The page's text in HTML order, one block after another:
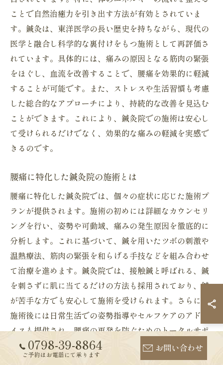
ことで自然治癒力を引き出す方法が有効とされていま
す。鍼灸は、東洋医学の長い歴史を持ちながら、現代の
医学と融合し科学的な裏付けをもつ施術として再評価さ
れています。具体的には、痛みの原因となる筋肉の緊張
をほぐし、血流を改善することで、腰痛を効果的に軽減
することが可能です。また、ストレスや生活習慣も考慮
した総合的なアプローチにより、持続的な改善を見込む
ことができます。これにより、鍼灸院での施術は安心し
て受けられるだけでなく、効果的な痛みの軽減を実感で
きるのです。
腰痛に特化した鍼灸院の施術とは
腰痛に特化した鍼灸院では、個々の症状に応じた施術プ
ランが提供されます。施術の初めには詳細なカウンセリ
ングを行い、姿勢や可動域、痛みの発生原因を徹底的に
分析します。これに基づいて、鍼を用いたツボの刺激や
温熱療法、筋肉の緊張を和らげる手技などを組み合わせ
て治療を進めます。鍼灸院では、接触鍼と呼ばれる、鍼
を刺さずに肌に当てるだけの方法も採用されており、鍼
が苦手な方でも安心して施術を受けられます。さらに、
施術後には日常生活での姿勢指導やセルフケアのアドバ
イスも提供され、腰痛の再発を防ぐためのトータルサポ
ートが受けられるのです。
0798-39-8864
ご予約はお電話にて承ります
お問い合わせ